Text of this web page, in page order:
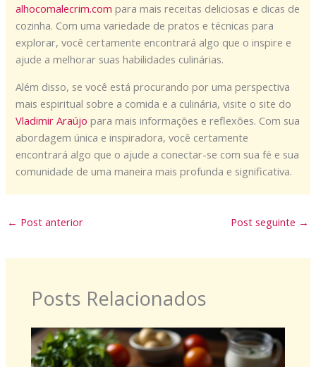
alhocomalecrim.com para mais receitas deliciosas e dicas de
cozinha. Com uma variedade de pratos e técnicas para
explorar, você certamente encontrará algo que o inspire e
ajude a melhorar suas habilidades culinárias.
Além disso, se você está procurando por uma perspectiva
mais espiritual sobre a comida e a culinária, visite o site do
Vladimir Araújo para mais informações e reflexões. Com sua
abordagem única e inspiradora, você certamente
encontrará algo que o ajude a conectar-se com sua fé e sua
comunidade de uma maneira mais profunda e significativa.
← Post anterior Post seguinte →
Posts Relacionados